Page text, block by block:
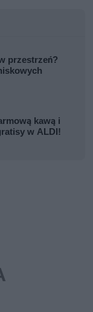
przestrzeń?
kawą i
w ALDI!